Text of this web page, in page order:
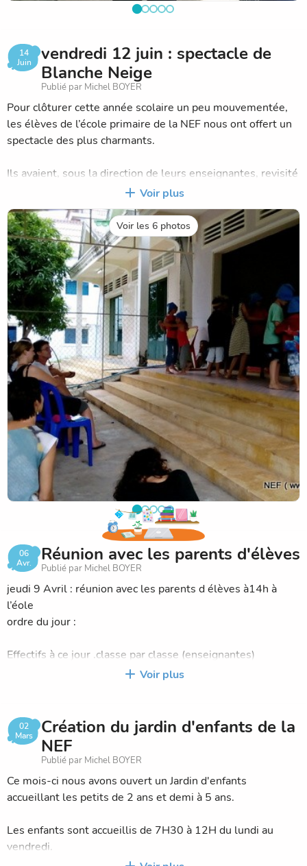
14
Juin
vendredi 12 juin : spectacle de
Blanche Neige
Publié par Michel BOYER
Pour clôturer cette année scolaire un peu mouvementée,
les élèves de l’école primaire de la NEF nous ont offert un
spectacle des plus charmants.
Ils avaient, sous la direction de leurs enseignantes, revisité
le conte de Blanche Neige avec beaucoup de grâce et
d’humour. Les spectateurs ont été conquis et ravis
d’admirer leurs enfants sur scène.
Les collégiens avaient été invités et nous ont aussi
interprété deux sketchs.
Merci à tous les participants et félicitations aux enfants et
aux enseignants.
Voir plus
Voir les 6 photos
06
Avr.
Réunion avec les parents d'élèves
Publié par Michel BOYER
jeudi 9 Avril : réunion avec les parents d élèves à14h à
l’éole
ordre du jour :
Effectifs à ce jour .classe par classe (enseignantes)
Prévisions pour la rentrée 2015 -2016
Point après la réunion avec M Louvet (bourses solde ,3
éligibles, homologation,)
Recrutement 2015 -2016
Parole à chaque enseignante point sur les classes ( niveau,
…),jardin d’enfants objectifs.
Questions diverses
Réunion dans les classes
Voir plus
02
Mars
Création du jardin d'enfants de la
NEF
Publié par Michel BOYER
Ce mois-ci nous avons ouvert un Jardin d'enfants
accueillant les petits de 2 ans et demi à 5 ans.
Les enfants sont accueillis de 7H30 à 12H du lundi au
vendredi.